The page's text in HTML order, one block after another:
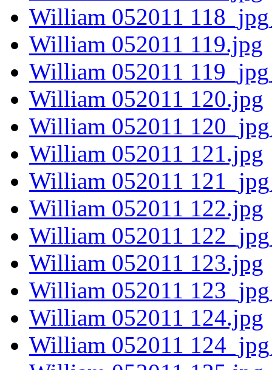
William 052011
William 052011 119.jpg
William 052011
William 052011 120.jpg
William 052011
William 052011 121.jpg
William 052011
William 052011 122.jpg
William 052011
William 052011 123.jpg
William 052011
William 052011 124.jpg
William 052011